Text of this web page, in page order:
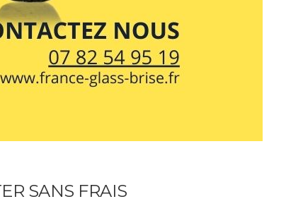
SANS FRAIS